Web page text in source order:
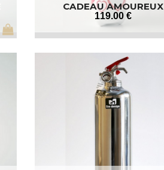
CADEAU AMOUREUX
119.00 €